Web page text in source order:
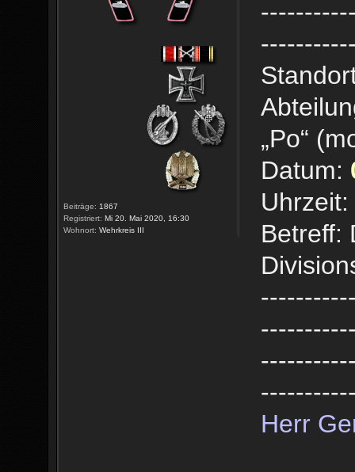
Beiträge: 1867
Registriert: Mi 20. Mai 2020, 16:30
Wohnort: Wehrkreis III
„Po“
Datum:
Betreff:
Herr